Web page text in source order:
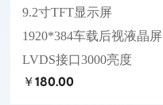
9.2寸TFT显示屏
1920*384车载后视液晶屏
LVDS接口3000亮度
￥180.00